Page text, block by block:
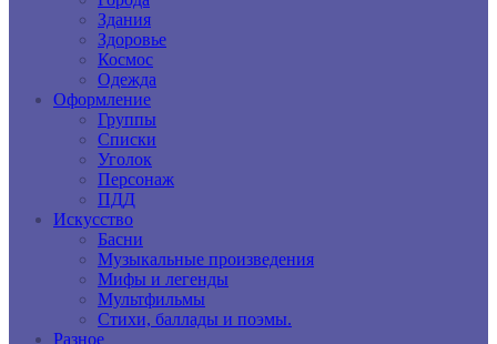
Здания
Здоровье
Космос
Одежда
Оформление
Группы
Списки
Уголок
Персонаж
ПДД
Искусство
Басни
Музыкальные произведения
Мифы и легенды
Мультфильмы
Стихи, баллады и поэмы.
Разное